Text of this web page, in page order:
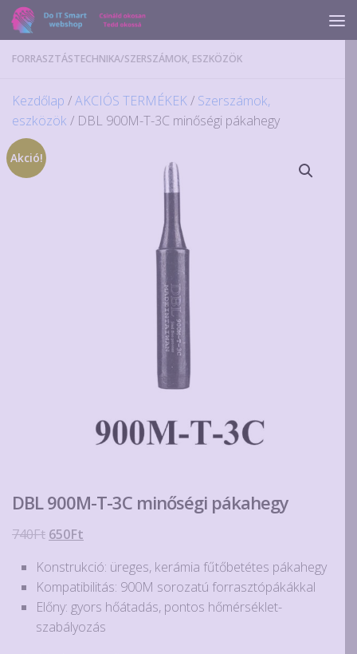
Skip to content
FORRASZTÁSTECHNIKA/SZERSZÁMOK, ESZKÖZÖK
Kezdőlap /AKCIÓS TERMÉKEK/ Szerszámok,
eszközök / DBL 900M-T-3C minőségi pákahegy
Akció!
DBL 900M-T-3C minőségi pákahegy
740Ft Original
was:
740Ft.
650Ft
is:
650Ft.
Konstrukció: üreges, kerámia fűtőbetétes pákahegy
Kompatibilitás: 900M sorozatú forrasztópákákkal
Előny: gyors hőátadás, pontos hőmérséklet-
szabályozás